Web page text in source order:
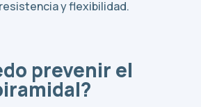
y flexibilidad.
prevenir el